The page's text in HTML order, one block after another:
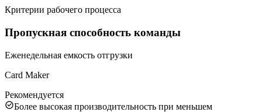
Критерии рабочего процесса
Пропускная способность команды
Еженедельная емкость отгрузки
Card Maker
Рекомендуется
Более высокая производительность при меньшем